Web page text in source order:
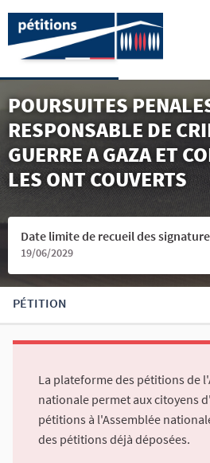
POURSUITES
RESPONSABLE DE
GUERRE A GAZA ET
LES ONT COUVERTS
Date limite de recueil des
19/06/2029
PÉTITION
La plateforme des pétitions de
nationale permet aux citoyens
pétitions à l'Assemblée
des pétitions déjà déposées.